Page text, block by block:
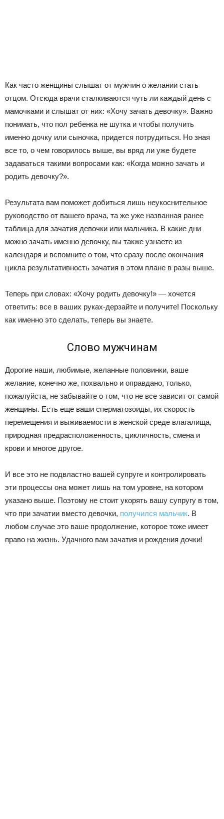
Как часто женщины слышат от мужчин о желании стать
отцом. Отсюда врачи сталкиваются чуть ли каждый день с
мамочками и слышат от них: «Хочу зачать девочку». Важно
понимать, что пол ребенка не шутка и чтобы получить
именно дочку или сыночка, придется потрудиться. Но зная
все то, о чем говорилось выше, вы вряд ли уже будете
задаваться такими вопросами как: «Когда можно зачать и
родить девочку?».
Результата вам поможет добиться лишь неукоснительное
руководство от вашего врача, та же уже названная ранее
таблица для зачатия девочки или мальчика. В какие дни
можно зачать именно девочку, вы также узнаете из
календаря и вспомните о том, что сразу после окончания
цикла результативность зачатия в этом плане в разы выше.
Теперь при словах: «Хочу родить девочку!» — хочется
ответить: все в ваших руках-дерзайте и получите! Поскольку
как именно это сделать, теперь вы знаете.
Слово мужчинам
Дорогие наши, любимые, желанные половинки, ваше
желание, конечно же, похвально и оправдано, только,
пожалуйста, не забывайте о том, что не все зависит от самой
женщины. Есть еще ваши сперматозоиды, их скорость
перемещения и выживаемости в женской среде влагалища,
природная предрасположенность, цикличность, смена и
крови и многое другое.
И все это не подвластно вашей супруге и контролировать
эти процессы она может лишь на том уровне, на котором
указано выше. Поэтому не стоит укорять вашу супругу в том,
что при зачатии вместо девочки, получился мальчик. В
любом случае это ваше продолжение, которое тоже имеет
право на жизнь. Удачного вам зачатия и рождения дочки!